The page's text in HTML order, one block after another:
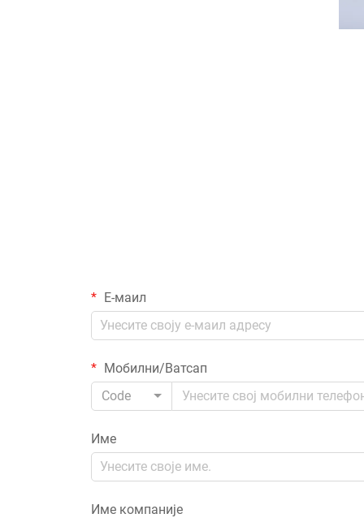
Е-маил
Мобилни/Ватсап
Code
Име
Име компаније